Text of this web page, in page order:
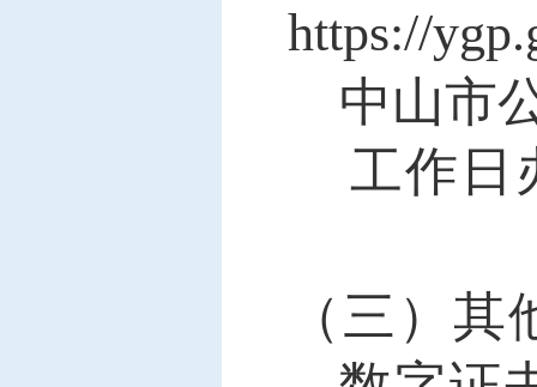
https://
中山市
工作日
（ 三 ） 其